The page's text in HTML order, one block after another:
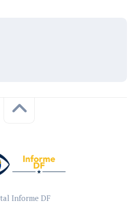
Informe DF